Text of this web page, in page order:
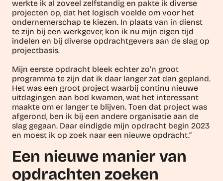
werkte ik al zoveel zelfstandig en pakte ik diverse
projecten op, dat het logisch voelde om voor het
ondernemerschap te kiezen. In plaats van in dienst
te zijn bij een werkgever, kon ik nu mijn eigen tijd
indelen en bij diverse opdrachtgevers aan de slag op
projectbasis.
Mijn eerste opdracht bleek echter zo’n groot
programma te zijn dat ik daar langer zat dan gepland.
Het was een groot project waarbij continu nieuwe
uitdagingen aan bod kwamen, wat het interessant
maakte om er langer te blijven. Toen dat project was
afgerond, ben ik bij een andere organisatie aan de
slag gegaan. Daar eindigde mijn opdracht begin 2023
en moest ik op zoek naar een nieuwe opdracht.”
Een nieuwe manier van
opdrachten zoeken